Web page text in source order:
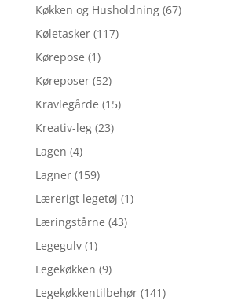
Køkken og Husholdning (67)
Køletasker (117)
Kørepose (1)
Køreposer (52)
Kravlegårde (15)
Kreativ-leg (23)
Lagen (4)
Lagner (159)
Lærerigt legetøj (1)
Læringstårne (43)
Legegulv (1)
Legekøkken (9)
Legekøkkentilbehør (141)